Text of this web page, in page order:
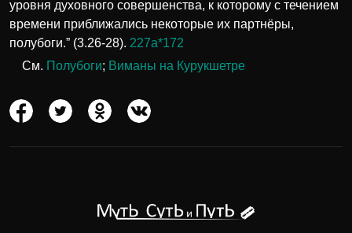
уровня духовного совершенства, к которому с течением
времени приближались некоторые их партнёры,
полубоги.” (3.26-28). 227а*172
См. Полубоги; Виманы на Курукшетре